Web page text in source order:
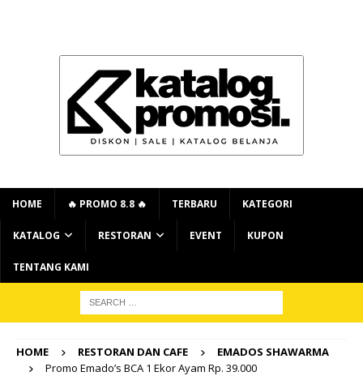
HOME 🔥 PROMO 8.8 🔥 TERBARU KATEGORI
KATALOG RESTORAN EVENT KUPON
TENTANG KAMI
HOME RESTORAN DAN CAFE
EMADOS SHAWARMA
Promo Emado’s BCA 1 Ekor Ayam Rp. 39.000